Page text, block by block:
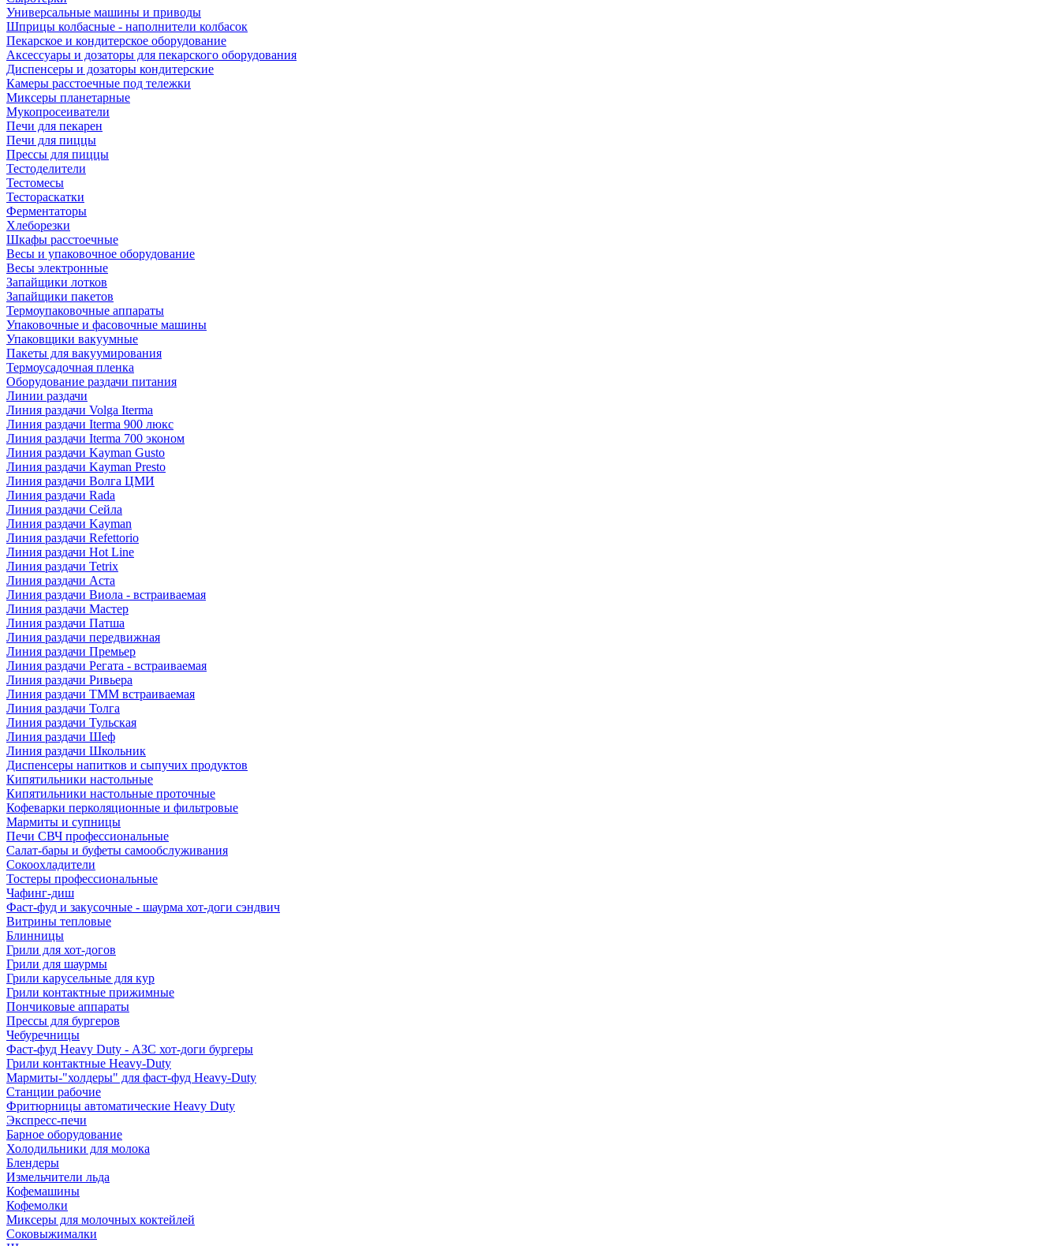
Универсальные машины и приводы
Шприцы колбасные - наполнители колбасок
Пекарское и кондитерское оборудование
Аксессуары и дозаторы для пекарского оборудования
Диспенсеры и дозаторы кондитерские
Камеры расстоечные под тележки
Миксеры планетарные
Мукопросеиватели
Печи для пекарен
Печи для пиццы
Прессы для пиццы
Тестоделители
Тестомесы
Тестораскатки
Ферментаторы
Хлеборезки
Шкафы расстоечные
Весы и упаковочное оборудование
Весы электронные
Запайщики лотков
Запайщики пакетов
Термоупаковочные аппараты
Упаковочные и фасовочные машины
Упаковщики вакуумные
Пакеты для вакуумирования
Термоусадочная пленка
Оборудование раздачи питания
Линии раздачи
Линия раздачи Volga Iterma
Линия раздачи Iterma 900 люкс
Линия раздачи Iterma 700 эконом
Линия раздачи Kayman Gusto
Линия раздачи Kayman Presto
Линия раздачи Волга ЦМИ
Линия раздачи Rada
Линия раздачи Сейла
Линия раздачи Kayman
Линия раздачи Refettorio
Линия раздачи Hot Line
Линия раздачи Tetrix
Линия раздачи Аста
Линия раздачи Виола - встраиваемая
Линия раздачи Мастер
Линия раздачи Патша
Линия раздачи передвижная
Линия раздачи Премьер
Линия раздачи Регата - встраиваемая
Линия раздачи Ривьера
Линия раздачи ТММ встраиваемая
Линия раздачи Толга
Линия раздачи Тульская
Линия раздачи Шеф
Линия раздачи Школьник
Диспенсеры напитков и сыпучих продуктов
Кипятильники настольные
Кипятильники настольные проточные
Кофеварки перколяционные и фильтровые
Мармиты и супницы
Печи СВЧ профессиональные
Салат-бары и буфеты самообслуживания
Сокоохладители
Тостеры профессиональные
Чафинг-диш
Фаст-фуд и закусочные - шаурма хот-доги сэндвич
Витрины тепловые
Блинницы
Грили для хот-догов
Грили для шаурмы
Грили карусельные для кур
Грили контактные прижимные
Пончиковые аппараты
Прессы для бургеров
Чебуречницы
Фаст-фуд Heavy Duty - АЗС хот-доги бургеры
Грили контактные Heavy-Duty
Мармиты-"холдеры" для фаст-фуд Heavy-Duty
Станции рабочие
Фритюрницы автоматические Heavy Duty
Экспресс-печи
Барное оборудование
Холодильники для молока
Блендеры
Измельчители льда
Кофемашины
Кофемолки
Миксеры для молочных коктейлей
Соковыжималки